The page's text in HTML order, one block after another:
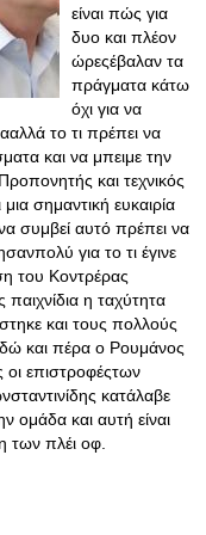
είναι πώς για
δυο και πλέον
ώρεςέβαλαν τα
πράγματα κάτω
όχι για να
το τι πρέπει να
και να μπειμε την
και τεχνικός
σημαντική ευκαιρία
συμβεί αυτό πρέπει να
για το τι έγινε
του Κοντρέρας
η ταχύτητα
και τους πολλούς
και πέρα ο Ρουμάνος
οι επιστροφέςτων
κατάλαβε
ομάδα και αυτή είναι
των πλέι οφ.